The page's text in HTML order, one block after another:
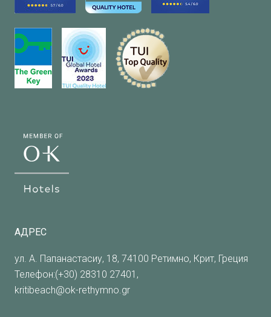
АДРЕС
ул. А. Папанастасиу, 18, 74100 Ретимно, Крит, Греция
Телефон:(+30) 28310 27401,
kritibeach@ok-rethymno.gr